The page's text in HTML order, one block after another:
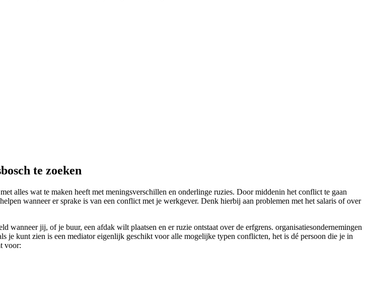
te zoeken
alles wat te maken heeft met meningsverschillen en onderlinge ruzies. Door middenin het conflict te gaan
wanneer er sprake is van een conflict met je werkgever. Denk hierbij aan problemen met het salaris of over
jij, of je buur, een afdak wilt plaatsen en er ruzie ontstaat over de erfgrens. organisatiesondernemingen
je kunt zien is een mediator eigenlijk geschikt voor alle mogelijke typen conflicten, het is dé persoon die je in
voor: